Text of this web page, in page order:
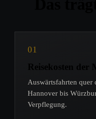
01
Reisekosten der
Auswärtsfahrten
Hannover bis
Verpflegung.